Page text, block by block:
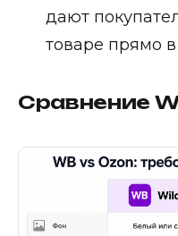
дают
товаре прямо в
Сравнение